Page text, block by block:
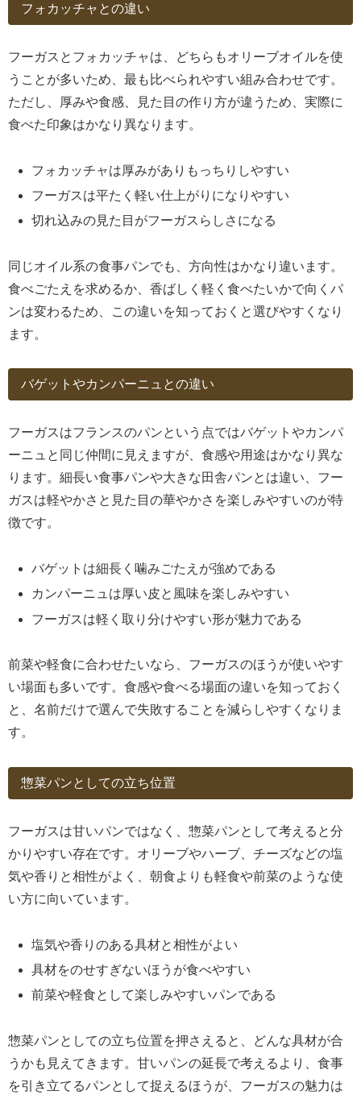
フォカッチャとの違い
フーガスとフォカッチャは、どちらもオリーブオイルを使
うことが多いため、最も比べられやすい組み合わせです。
ただし、厚みや食感、見た目の作り方が違うため、実際に
食べた印象はかなり異なります。
フォカッチャは厚みがありもっちりしやすい
フーガスは平たく軽い仕上がりになりやすい
切れ込みの見た目がフーガスらしさになる
同じオイル系の食事パンでも、方向性はかなり違います。
食べごたえを求めるか、香ばしく軽く食べたいかで向くパ
ンは変わるため、この違いを知っておくと選びやすくなり
ます。
バゲットやカンパーニュとの違い
フーガスはフランスのパンという点ではバゲットやカンパ
ーニュと同じ仲間に見えますが、食感や用途はかなり異な
ります。細長い食事パンや大きな田舎パンとは違い、フー
ガスは軽やかさと見た目の華やかさを楽しみやすいのが特
徴です。
バゲットは細長く噛みごたえが強めである
カンパーニュは厚い皮と風味を楽しみやすい
フーガスは軽く取り分けやすい形が魅力である
前菜や軽食に合わせたいなら、フーガスのほうが使いやす
い場面も多いです。食感や食べる場面の違いを知っておく
と、名前だけで選んで失敗することを減らしやすくなりま
す。
惣菜パンとしての立ち位置
フーガスは甘いパンではなく、惣菜パンとして考えると分
かりやすい存在です。オリーブやハーブ、チーズなどの塩
気や香りと相性がよく、朝食よりも軽食や前菜のような使
い方に向いています。
塩気や香りのある具材と相性がよい
具材をのせすぎないほうが食べやすい
前菜や軽食として楽しみやすいパンである
惣菜パンとしての立ち位置を押さえると、どんな具材が合
うかも見えてきます。甘いパンの延長で考えるより、食事
を引き立てるパンとして捉えるほうが、フーガスの魅力は